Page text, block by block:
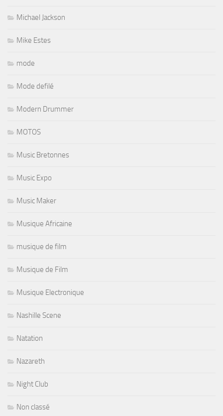
Michael Jackson
Mike Estes
mode
Mode defilé
Modern Drummer
MOTOS
Music Bretonnes
Music Expo
Music Maker
Musique Africaine
musique de film
Musique de Film
Musique Electronique
Nashille Scene
Natation
Nazareth
Night Club
Non classé